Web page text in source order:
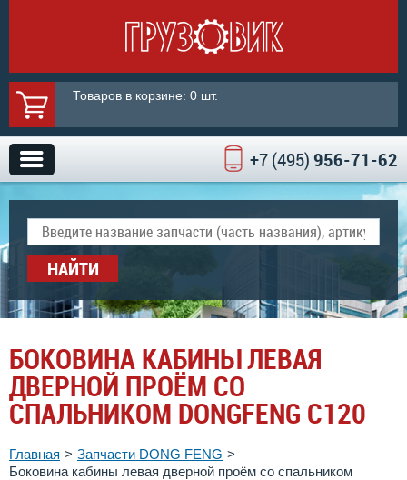
+7 (495)956-71-62
Товаров в корзине: 0 шт.
НАЙТИ
БОКОВИНА КАБИНЫ ЛЕВАЯ
ДВЕРНОЙ ПРОЁМ СО
СПАЛЬНИКОМ DONGFENG C120
Главная
Запчасти DONG FENG
Боковина кабины левая дверной проём со спальником